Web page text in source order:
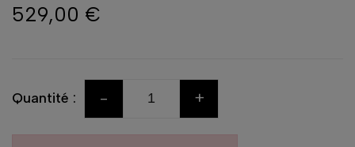
529,00 €
Quantité : - +